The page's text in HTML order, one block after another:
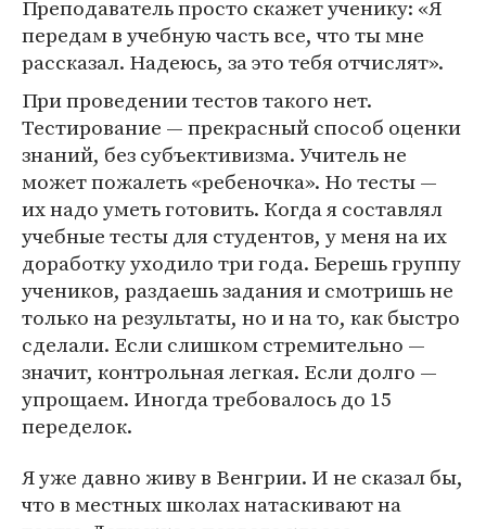
Преподаватель просто скажет ученику: «Я
передам в учебную часть все, что ты мне
рассказал. Надеюсь, за это тебя отчислят».
При проведении тестов такого нет.
Тестирование — прекрасный способ оценки
знаний, без субъективизма. Учитель не
может пожалеть «ребеночка». Но тесты —
их надо уметь готовить. Когда я составлял
учебные тесты для студентов, у меня на их
доработку уходило три года. Берешь группу
учеников, раздаешь задания и смотришь не
только на результаты, но и на то, как быстро
сделали. Если слишком стремительно —
значит, контрольная легкая. Если долго —
упрощаем. Иногда требовалось до 15
переделок.
Я уже давно живу в Венгрии. И не сказал бы,
что в местных школах натаскивают на